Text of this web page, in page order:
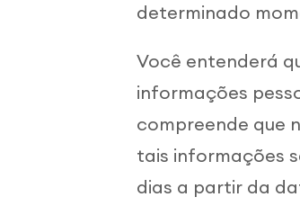
determinado
Você entenderá
informações
compreende que
tais informações
dias a partir da